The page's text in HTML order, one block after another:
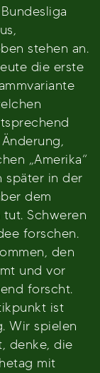
stehen an.
die erste
„Amerika“
später in der
dem
Schweren
forschen.
den
und vor
forscht.
ist
Wir spielen
denke, die
mit